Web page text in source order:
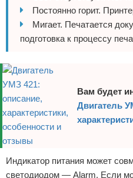
Постоянно горит.
Мигает. Печатается
подготовка к процессу
Вам будет
Двигатель
Индикатор питания может
светодиодом — Alarm. Если